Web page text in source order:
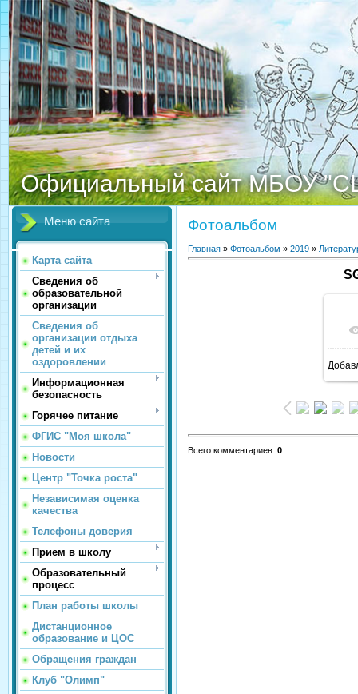
Официальный сайт МБОУ
Меню сайта
Карта сайта
Сведения об
образовательной
организации
Сведения об
организации отдыха
детей и их
оздоровлении
Информационная
безопасность
Горячее питание
ФГИС "Моя школа"
Новости
Центр "Точка роста"
Независимая оценка
качества
Телефоны доверия
Прием в школу
Образовательный
процесс
План работы школы
Дистанционное
образование и ЦОС
Обращения граждан
Клуб "Олимп"
Фотоальбом
Главная » Фотоальбом » 2019 »
Всего комментариев: 0